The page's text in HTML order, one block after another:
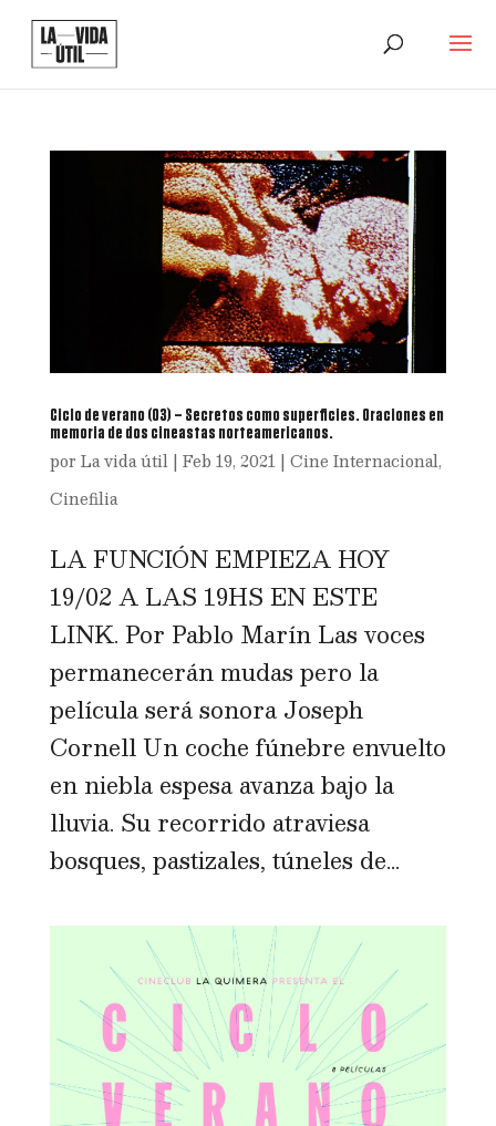
Ciclo de verano (03) – Secretos como superficies. Oraciones en
memoria de dos cineastas norteamericanos.
por La vida útil| Feb 19, 2021| Cine Internacional,
Cinefilia
LA FUNCIÓN EMPIEZA HOY
19/02 A LAS 19HS EN ESTE
LINK. Por Pablo Marín Las voces
permanecerán mudas pero la
película será sonora Joseph
Cornell Un coche fúnebre envuelto
en niebla espesa avanza bajo la
lluvia. Su recorrido atraviesa
bosques, pastizales, túneles de...